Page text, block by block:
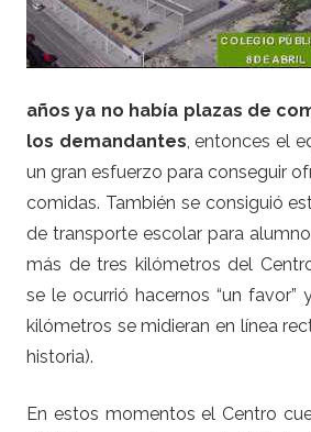
años ya no había plazas de
los demandantes, entonces el
un gran esfuerzo para conseguir
comidas. También se consiguió
de transporte escolar para
más de tres kilómetros del
se le ocurrió hacernos “un favor”
kilómetros se midieran en línea
historia).
En estos momentos el Centro